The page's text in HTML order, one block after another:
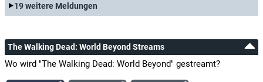
19 weitere Meldungen
The Walking Dead: World Beyond Streams
Wo wird "The Walking Dead: World Beyond" gestreamt?